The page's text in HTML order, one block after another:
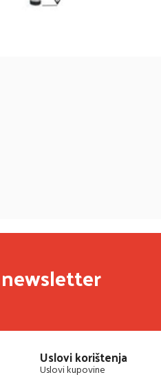
Uslovi korištenja
Uslovi kupovine